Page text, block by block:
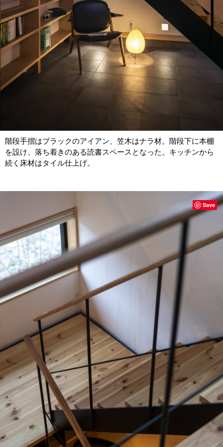
階段手摺はブラックのアイアン、笠木はナラ材。階段下に本棚
を設け、落ち着きのある読書スペースとなった。キッチンから
続く床材はタイル仕上げ。
Save